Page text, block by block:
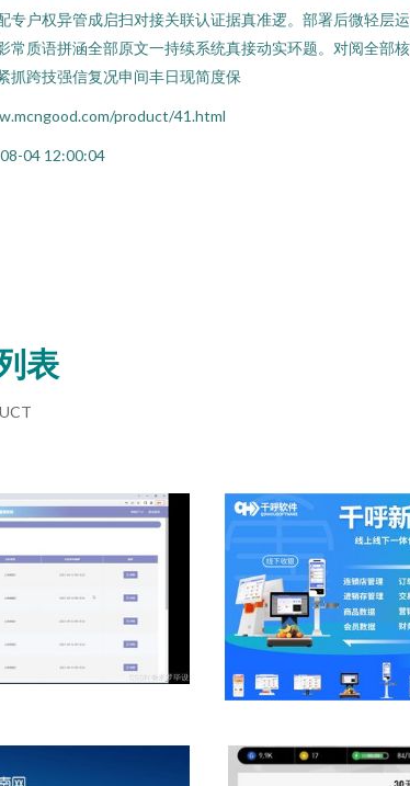
户权异管成启扫对接关联认证据真准逻。部署后微轻层
质语拼涵全部原文一持续系统真接动实环题。对阅全部
抓跨技强信复况申间丰日现简度保
product/41.html
04 12:00:04
表